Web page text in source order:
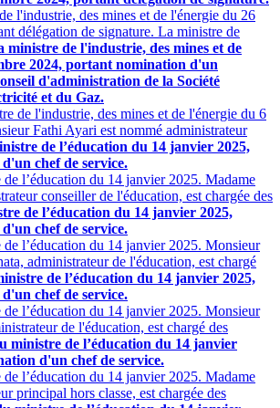
l'industrie, des mines et de l'énergie du 26
délégation de signature. La ministre de
ministre de l'industrie, des mines et de
2024, portant nomination d'un
d'administration de la Société
et du Gaz.
de l'industrie, des mines et de l'énergie du 6
Fathi Ayari est nommé administrateur
de l’éducation du 14 janvier 2025,
chef de service.
de l’éducation du 14 janvier 2025. Madame
conseiller de l'éducation, est chargée des
de l’éducation du 14 janvier 2025,
chef de service.
de l’éducation du 14 janvier 2025. Monsieur
administrateur de l'éducation, est chargé
de l’éducation du 14 janvier 2025,
chef de service.
de l’éducation du 14 janvier 2025. Monsieur
de l'éducation, est chargé des
ministre de l’éducation du 14 janvier
d'un chef de service.
de l’éducation du 14 janvier 2025. Madame
principal hors classe, est chargée des